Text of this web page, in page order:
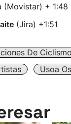
(Movistar) + 1:48
(Jira) +1:51
De Ciclismo
Usoa